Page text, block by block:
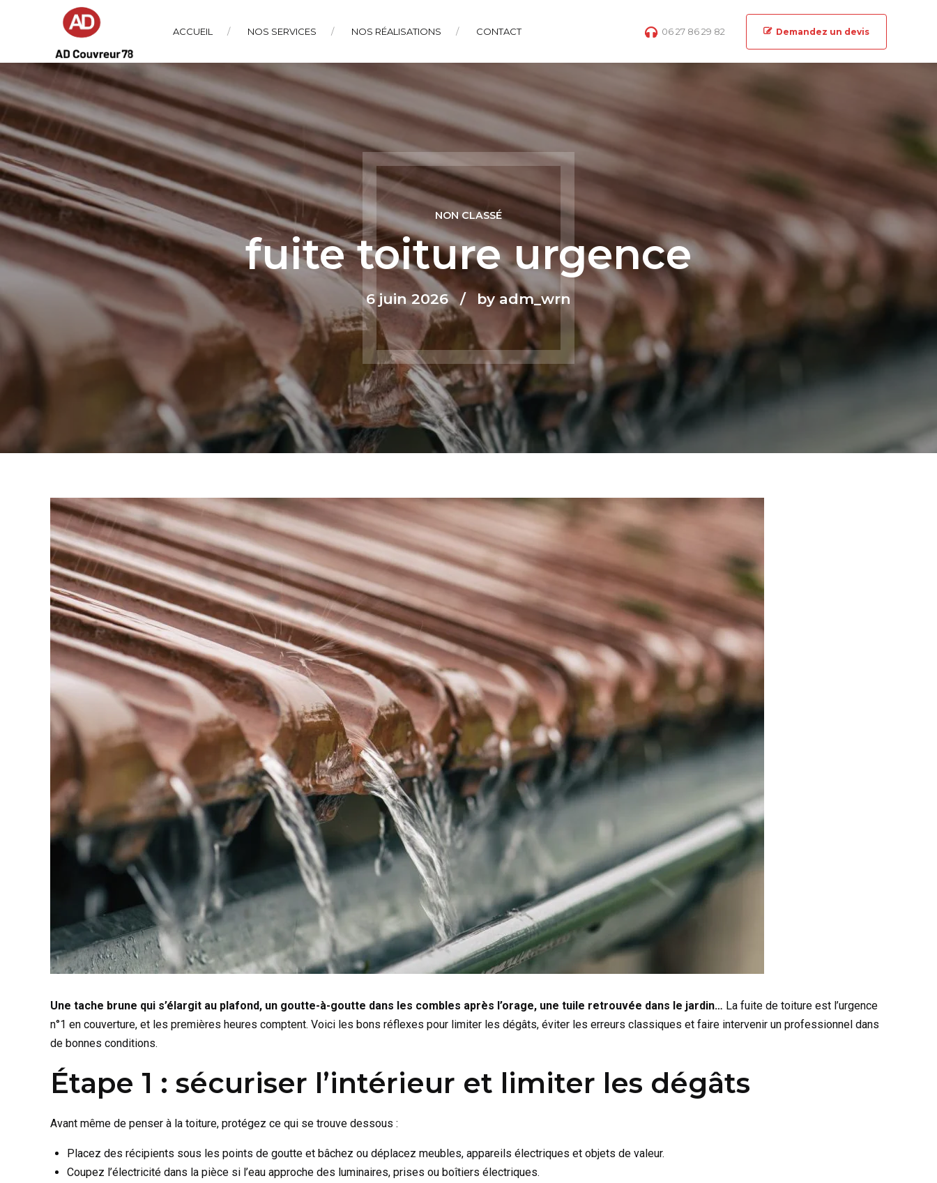
06 27 86 29 82 Demandez un devis
ACCUEIL NOS SERVICES NOS RÉALISATIONS CONTACT
NON CLASSÉ
fuite toiture urgence
6 juin 2026 by adm_wrn
Une tache brune qui s’élargit au plafond, un goutte-à-goutte dans les combles après l’orage, une tuile retrouvée dans le jardin… La fuite de toiture est l’urgence
n°1 en couverture, et les premières heures comptent. Voici les bons réflexes pour limiter les dégâts, éviter les erreurs classiques et faire intervenir un professionnel dans
de bonnes conditions.
Étape 1 : sécuriser l’intérieur et limiter les dégâts
Avant même de penser à la toiture, protégez ce qui se trouve dessous :
Placez des récipients sous les points de goutte et bâchez ou déplacez meubles, appareils électriques et objets de valeur.
Coupez l’électricité dans la pièce si l’eau approche des luminaires, prises ou boîtiers électriques.